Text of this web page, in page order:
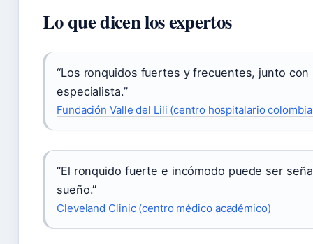
Lo que dicen los expertos
“Los ronquidos fuertes y frecuentes, junto
especialista.”
Fundación Valle del Lili (centro hospitalario
“El ronquido fuerte e incómodo puede ser
sueño.”
Cleveland Clinic (centro médico académico)